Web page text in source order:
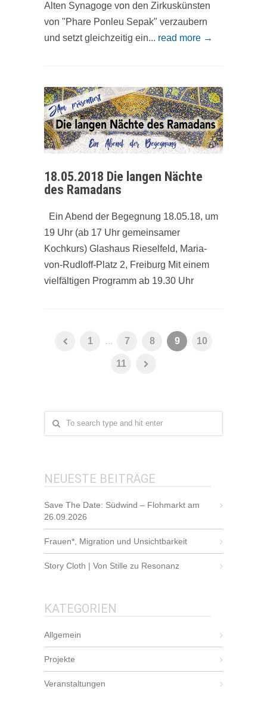
Alten Synagoge von den Zirkuskünsten
von "Phare Ponleu Sepak" verzaubern
und setzt gleichzeitig ein... read more →
18.05.2018 Die langen Nächte
des Ramadans
Ein Abend der Begegnung 18.05.18, um
19 Uhr (ab 17 Uhr gemeinsamer
Kochkurs) Glashaus Rieselfeld, Maria-
von-Rudloff-Platz 2, Freiburg Mit einem
vielfältigen Programm ab 19.30 Uhr
1 ... 7 8 9 10
11
NEUESTE BEITRÄGE
Save The Date: Südwind – Flohmarkt am
26.09.2026
Frauen*, Migration und Unsichtbarkeit
Story Cloth | Von Stille zu Resonanz
KATEGORIEN
Allgemein
Projekte
Veranstaltungen